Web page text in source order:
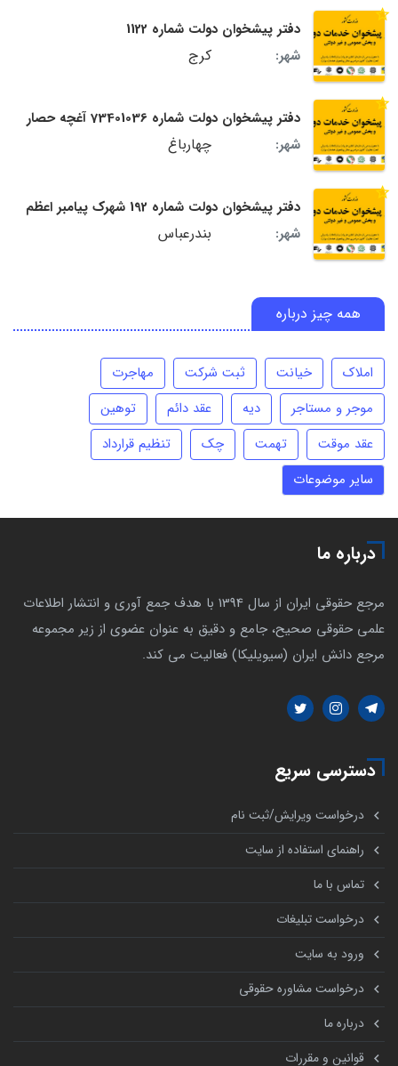
دفتر پیشخوان دولت شماره 1122
شهر:
کرج
دفتر پیشخوان دولت شماره 73401036 آغچه حصار
شهر:
چهارباغ
دفتر پیشخوان دولت شماره 192 شهرک پیامبر اعظم
شهر:
بندرعباس
همه چیز درباره
املاک خیانت ثبت شرکت
مهاجرت
موجر و مستاجر
دیه عقد دائم
توهین
عقد موقت
تهمت چک
تنظیم قرارداد
سایر موضوعات
درباره ما
مرجع حقوقی ایران از سال 1394 با هدف جمع آوری و انتشار اطلاعات
علمی حقوقی صحیح، جامع و دقیق به عنوان عضوی از زیر مجموعه
مرجع دانش ایران (سیویلیکا) فعالیت می کند.
دسترسی سریع
درخواست ویرایش/ثبت نام
راهنمای استفاده از سایت
تماس با ما
درخواست تبلیغات
ورود به سایت
درخواست مشاوره حقوقی
درباره ما
قوانین و مقررات